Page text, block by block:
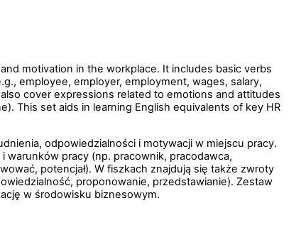
motivation in the workplace. It includes basic verbs
employee, employer, employment, wages, salary,
cover expressions related to emotions and attitudes
This set aids in learning English equivalents of key HR
odpowiedzialności i motywacji w miejscu pracy.
pracy (np. pracownik, pracodawca,
potencjał). W fiszkach znajdują się także zwroty
proponowanie, przedstawianie). Zestaw
w środowisku biznesowym.